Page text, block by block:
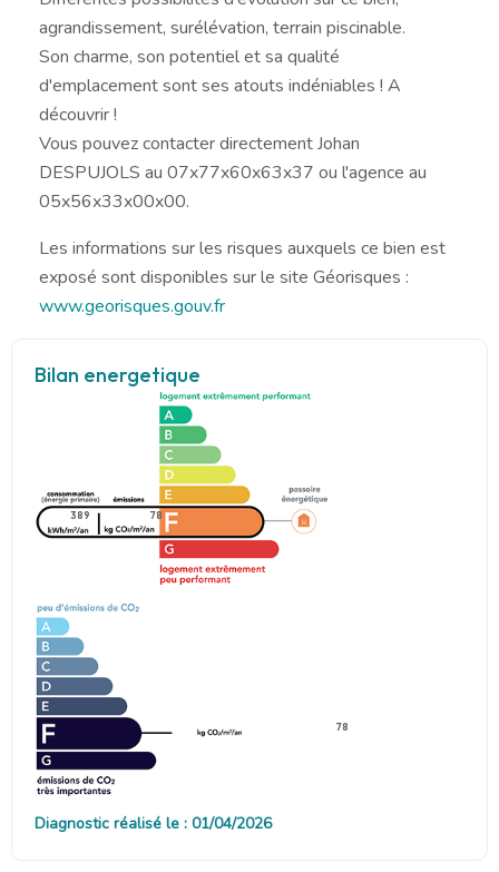
agrandissement, surélévation, terrain piscinable.
Son charme, son potentiel et sa qualité
d'emplacement sont ses atouts indéniables ! A
découvrir !
Vous pouvez contacter directement Johan
DESPUJOLS au 07x77x60x63x37 ou l'agence au
05x56x33x00x00.
Les informations sur les risques auxquels ce bien est
exposé sont disponibles sur le site Géorisques :
www.georisques.gouv.fr
Bilan energetique
389 78
78
Diagnostic réalisé le : 01/04/2026